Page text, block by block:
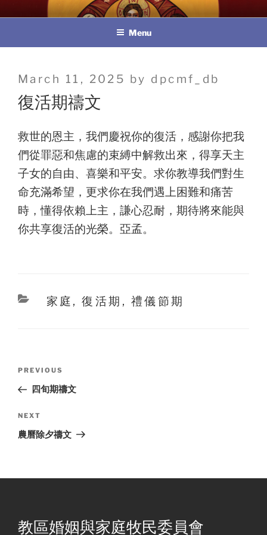
to
教區婚姻與家庭牧民委員會
Menu
Posted
on
March 11, 2025 by dpcmf_db
復活期禱文
救世的恩主，我們慶祝你的復活，感謝你把我
們從罪惡和焦慮的束縛中解救出來，得享天主
子女的自由、喜樂和平安。求你教導我們對生
命充滿希望，更求你在我們遇上困難和痛苦
時，懂得依賴上主，謙心忍耐，期待將來能與
你共享復活的光榮。亞孟。
Categories
家庭 ,復活期 , 禮儀節期
Previous
Post
PREVIOUS
四旬期禱文
Next
Post
NEXT
農曆除夕禱文
教區婚姻與家庭牧民委員會